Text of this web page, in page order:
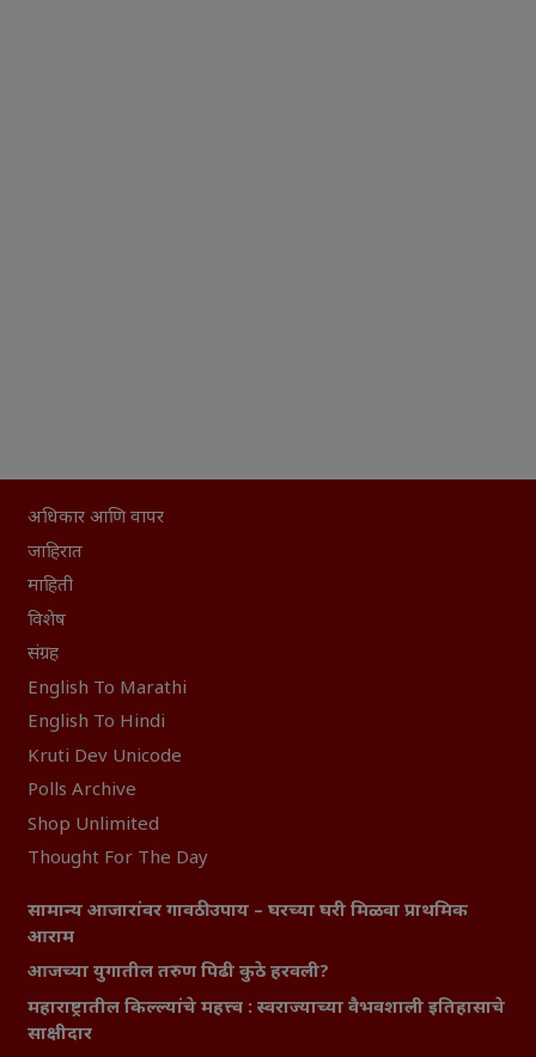
अधिकार आणि वापर
जाहिरात
माहिती
विशेष
संग्रह
English To Marathi
English To Hindi
Kruti Dev Unicode
Polls Archive
Shop Unlimited
Thought For The Day
सामान्य आजारांवर गावठी उपाय – घरच्या घरी मिळवा प्राथमिक
आराम
आजच्या युगातील तरुण पिढी कुठे हरवली?
महाराष्ट्रातील किल्ल्यांचे महत्त्व : स्वराज्याच्या वैभवशाली इतिहासाचे
साक्षीदार